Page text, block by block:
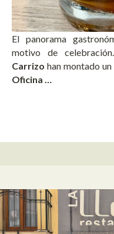
El panorama
motivo de
Carrizo han montado
Oficina …